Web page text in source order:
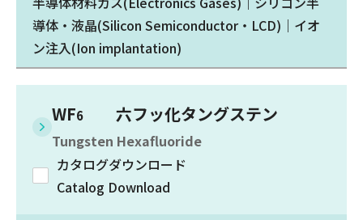
導体・液晶(Silicon Semiconductor・LCD)｜イオ
ン注入(Ion implantation)
WF6 六フッ化タングステン
Tungsten Hexafluoride
カタログダウンロード
Catalog Download